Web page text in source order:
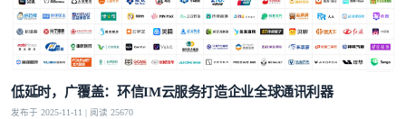
低延时，广覆盖：环信IM云服务打造企业全球通讯利器
发布于 2025-11-11 | 阅读 25670